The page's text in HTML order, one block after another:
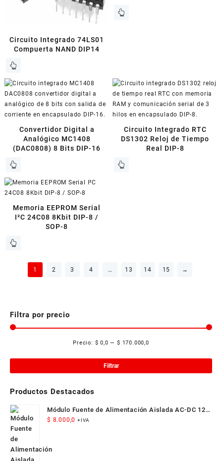
Circuito Integrado 74LS01
Compuerta NAND DIP14
Convertidor Digital a
Analógico MC1408
(DAC0808) 8 Bits DIP-16
Circuito Integrado RTC
DS1302 Reloj de Tiempo
Real DIP-8
Memoria EEPROM Serial
I²C 24C08 8Kbit DIP-8 /
SOP-8
1 2 3 4 … 13 14 15 →
Filtra por precio
Filtrar
Precio: $ 0,0 — $ 170.000,0
Productos Destacados
Módulo Fuente de Alimentación Aislada AC-DC 12V
300mA 3.5W
$ 8.000,0 +IVA